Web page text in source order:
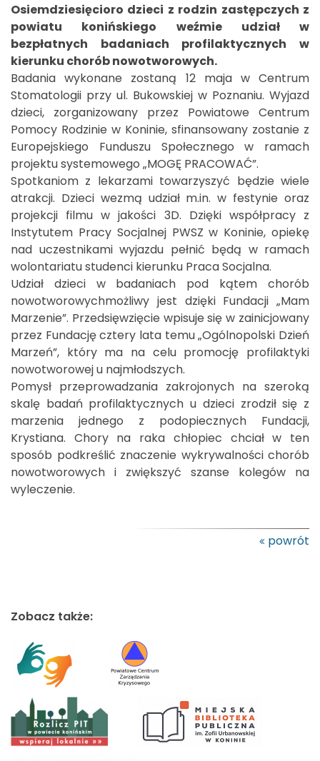
Osiemdziesięcioro dzieci z rodzin zastępczych z
powiatu konińskiego weźmie udział w
bezpłatnych badaniach profilaktycznych w
kierunku chorób nowotworowych.
Badania wykonane zostaną 12 maja w Centrum
Stomatologii przy ul. Bukowskiej w Poznaniu. Wyjazd
dzieci, zorganizowany przez Powiatowe Centrum
Pomocy Rodzinie w Koninie, sfinansowany zostanie z
Europejskiego Funduszu Społecznego w ramach
projektu systemowego „MOGĘ PRACOWAĆ”.
Spotkaniom z lekarzami towarzyszyć będzie wiele
atrakcji. Dzieci wezmą udział m.in. w festynie oraz
projekcji filmu w jakości 3D. Dzięki współpracy z
Instytutem Pracy Socjalnej PWSZ w Koninie, opiekę
nad uczestnikami wyjazdu pełnić będą w ramach
wolontariatu studenci kierunku Praca Socjalna.
Udział dzieci w badaniach pod kątem chorób
nowotworowychmożliwy jest dzięki Fundacji „Mam
Marzenie”. Przedsięwzięcie wpisuje się w zainicjowany
przez Fundację cztery lata temu „Ogólnopolski Dzień
Marzeń”, który ma na celu promocję profilaktyki
nowotworowej u najmłodszych.
Pomysł przeprowadzania zakrojonych na szeroką
skalę badań profilaktycznych u dzieci zrodził się z
marzenia jednego z podopiecznych Fundacji,
Krystiana. Chory na raka chłopiec chciał w ten
sposób podkreślić znaczenie wykrywalności chorób
nowotworowych i zwiększyć szanse kolegów na
wyleczenie.
powrót
Zobacz także: